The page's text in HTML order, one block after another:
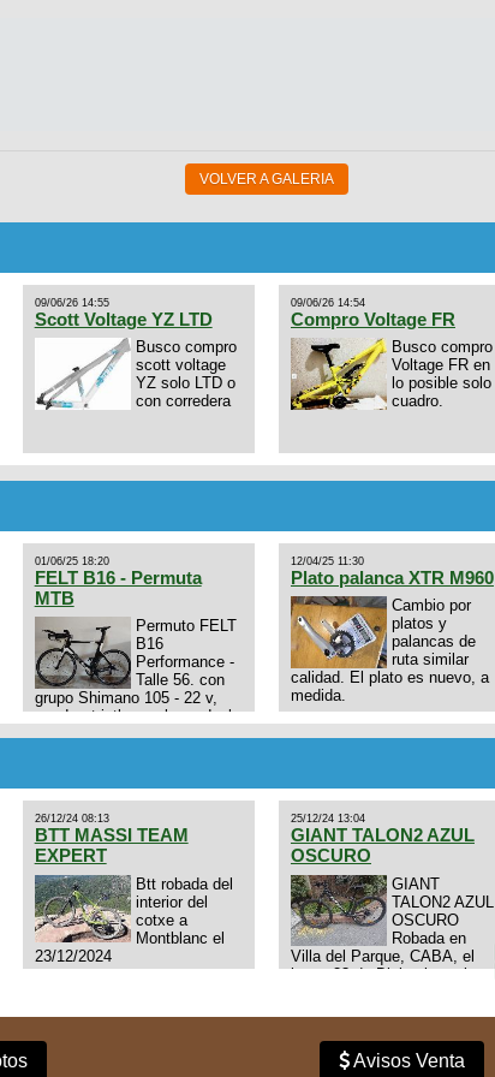
VOLVER A GALERIA
09/06/26 14:55
Scott Voltage YZ LTD
Busco compro
scott voltage
YZ solo LTD o
con corredera
09/06/26 14:54
Compro Voltage FR
Busco compro
Voltage FR en
lo posible solo
cuadro.
01/06/25 18:20
FELT B16 - Permuta
MTB
Permuto FELT
B16
Performance -
Talle 56. con
grupo Shimano 105 - 22 v,
cuadro: triatlon carbono dual
aero TT/TRI UHC. Talle L.
12/04/25 11:30
Plato palanca XTR M960
Cambio por
platos y
palancas de
ruta similar
calidad. El plato es nuevo, a
medida.
26/12/24 08:13
BTT MASSI TEAM
EXPERT
Btt robada del
interior del
cotxe a
Montblanc el
23/12/2024
25/12/24 13:04
GIANT TALON2 AZUL
OSCURO
GIANT
TALON2 AZUL
OSCURO
Robada en
Villa del Parque, CABA, el
lunes 23 de Diciembre a las
Avisos Venta